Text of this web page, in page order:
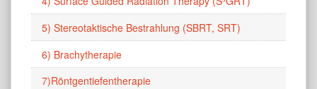
5) Stereotaktische Bestrahlung (SBRT, SRT)
6) Brachytherapie
7)Röntgentiefentherapie